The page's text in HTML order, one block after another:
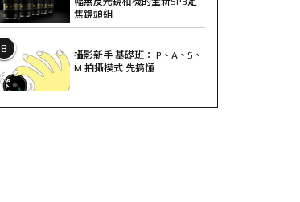
焦鏡頭組
8
攝影新手 基礎班： P、A、S、
M 拍攝模式 先搞懂